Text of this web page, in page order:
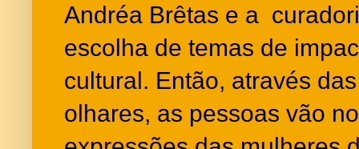
Andréa Brêtas e a
escolha de temas de
cultural. Então, através
olhares, as pessoas vão